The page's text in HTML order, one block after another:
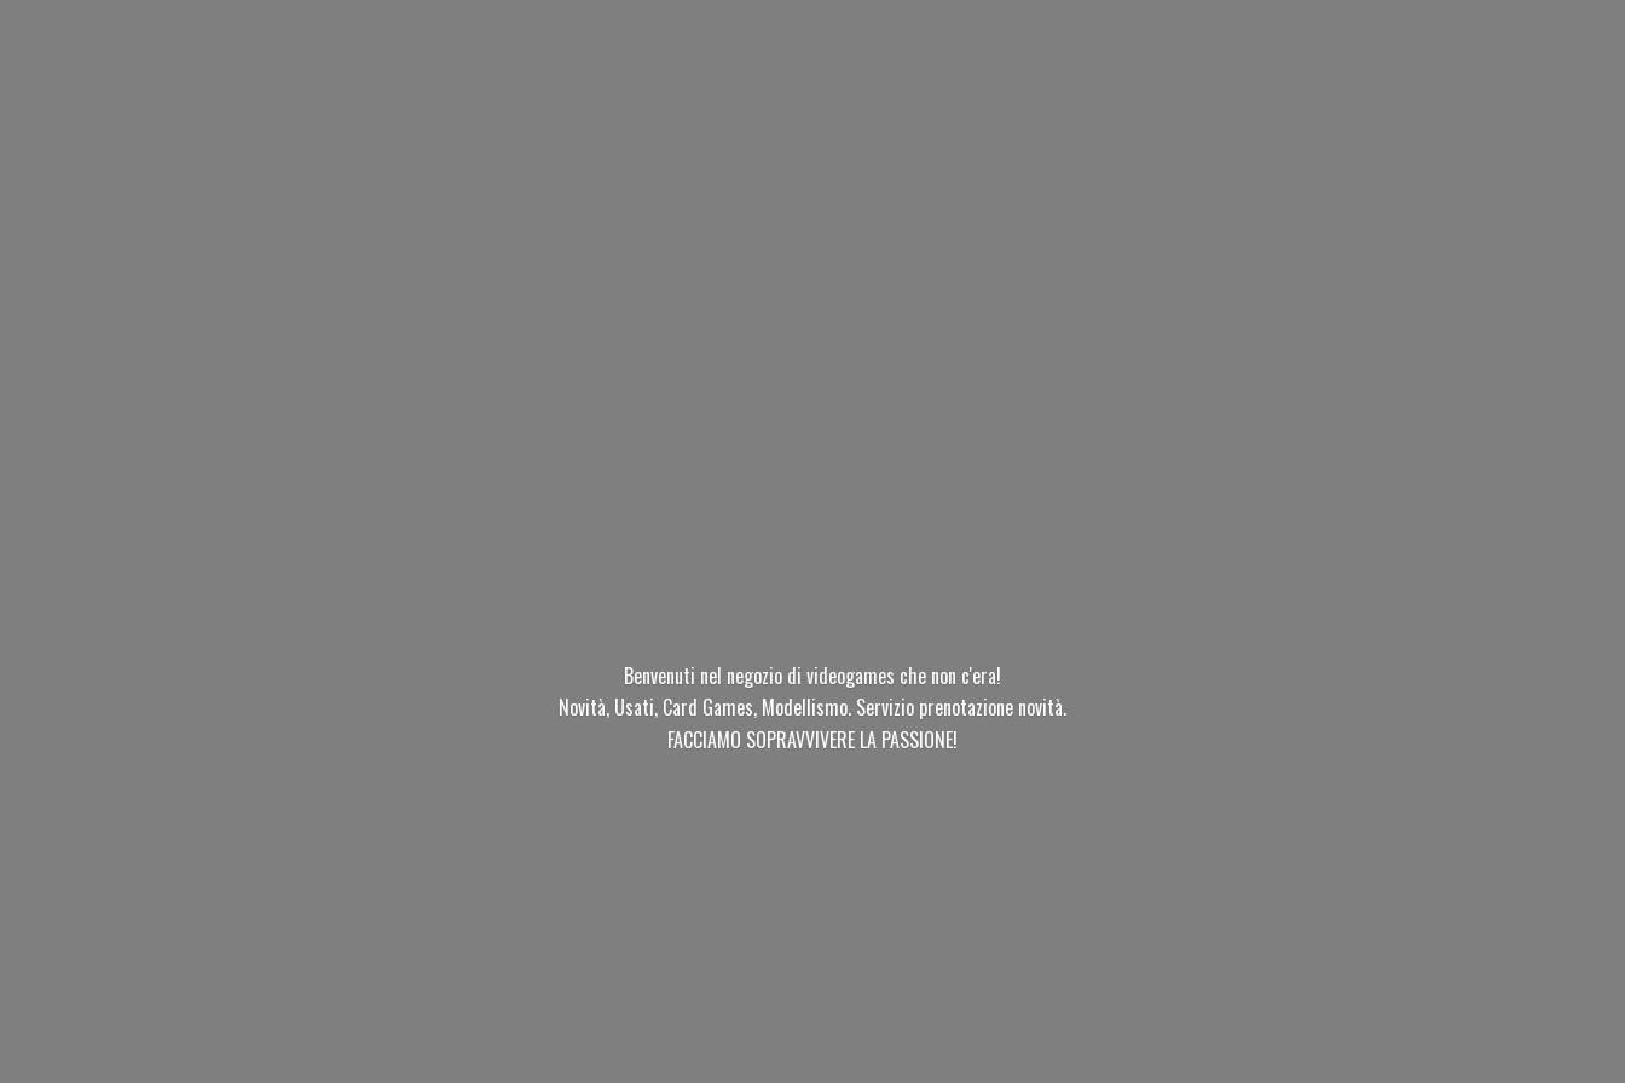
Benvenuti nel negozio di videogames che non c'era!
Novità, Usati, Card Games, Modellismo. Servizio prenotazione novità.
FACCIAMO SOPRAVVIVERE LA PASSIONE!